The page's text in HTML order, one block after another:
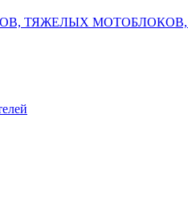
ТЯЖЕЛЫХ